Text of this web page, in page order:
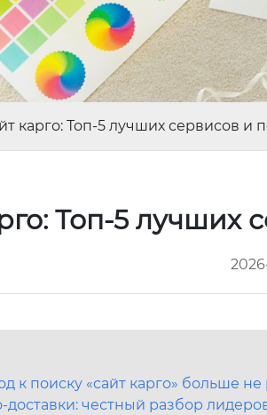
карго: Топ-5 лучших сервисов и
Топ-5 лучших
к поиску «сайт карго» больше не
доставки: честный разбор